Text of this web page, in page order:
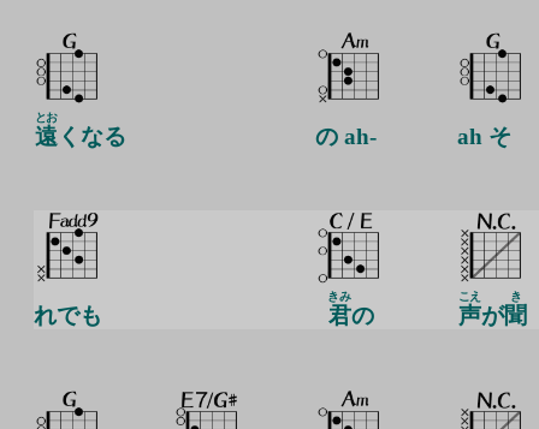
遠
とお
くなる の ah- ah そ
れでも 君
きみ
の 声
こえ
が聞
き